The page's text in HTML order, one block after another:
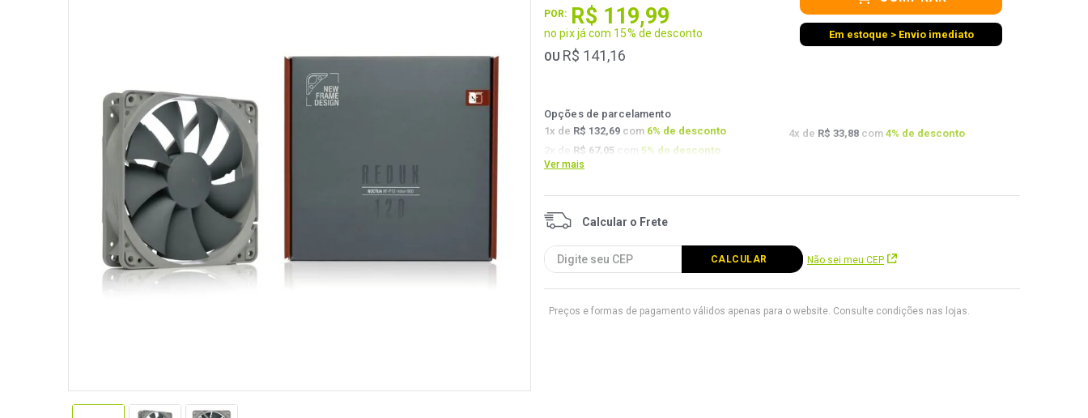
POR: R$ 119,99
no pix já com 15% de desconto
OU R$ 141,16
Em estoque > Envio imediato
Opções de parcelamento
1x de R$ 132,69 com 6% de desconto
2
R$ 67,05 5% de desconto
4x de R$ 33,88 com 4% de desconto
Ver mais
Não sei meu CEP
Preços e formas de pagamento válidos apenas para o website. Consulte condições nas lojas.